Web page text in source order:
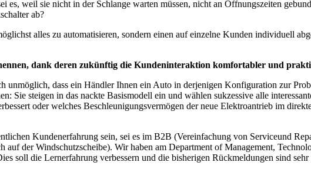
es, weil sie nicht in der Schlange warten müssen, nicht an Öffnungszeiten
ab?
alles zu automatisieren, sondern einen auf einzelne Kunden individuell
dank deren zukünftig die Kundeninteraktion komfortabler und
unmöglich, dass ein Händler Ihnen ein Auto in derjenigen Konfiguration zur
Sie steigen in das nackte Basismodell ein und wählen sukzessive alle
oder welches Beschleunigungsvermögen der neue Elektroantrieb im
Kundenerfahrung sein, sei es im B2B (Vereinfachung von Serviceund
der Windschutzscheibe). Wir haben am Department of Management,
soll die Lernerfahrung verbessern und die bisherigen Rückmeldungen sind